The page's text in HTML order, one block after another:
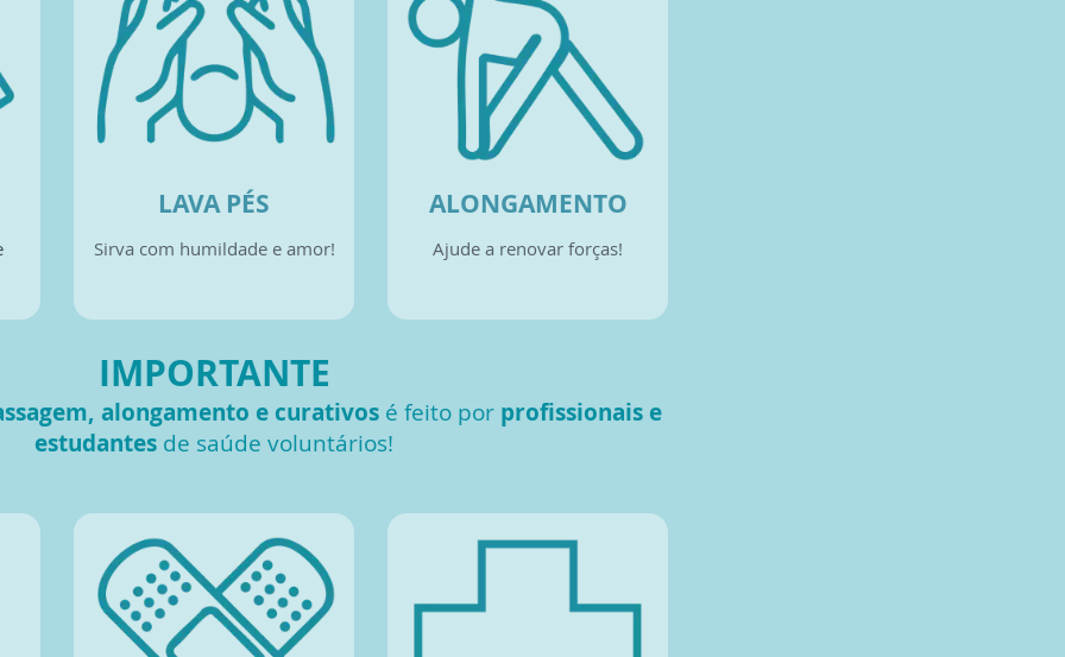
LAVA PÉS
Sirva com humildade e amor!
ALONGAMENTO
Ajude a renovar forças!
IMPORTANTE
alongamento e curativosé feito porprofissionais e
estudantes de saúde voluntários!